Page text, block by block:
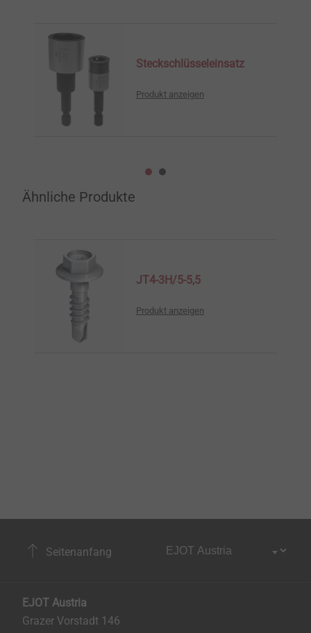
Steckschlüsseleinsatz
Produkt anzeigen
Ähnliche Produkte
JT4-3H/5-5,5
Produkt anzeigen
Seitenanfang
EJOT Austria
Grazer Vorstadt 146